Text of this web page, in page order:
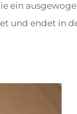
ein
und endet in